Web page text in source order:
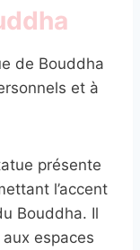
de Bouddha
et à
présente
l’accent
Bouddha. Il
espaces